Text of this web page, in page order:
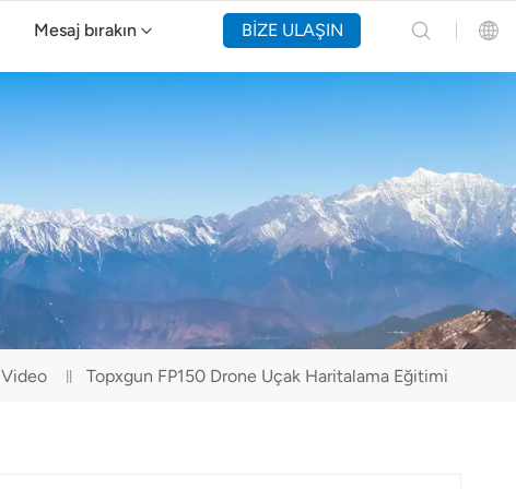
Mesaj bırakın BİZE ULAŞIN
Русский
Português(Portugal)
Português(Brasil)
Türkçe
Video Topxgun FP150 Drone Uçak Haritalama Eğitimi